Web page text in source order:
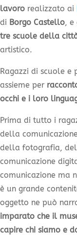
lavoro realizzato ai
di Borgo Castello, e
tre scuole della
artistico.
Ragazzi di scuole e
assieme per
occhi e i loro
Prima di tutto i
della
della fotografia,
comunicazione
comunicazione ma
è un grande
oggetto ne può
imparato che il
capire chi siamo e